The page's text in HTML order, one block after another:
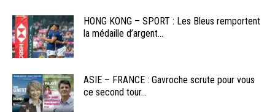
HONG KONG – SPORT : Les Bleus remportent
la médaille d’argent...
ASIE – FRANCE : Gavroche scrute pour vous
ce second tour...